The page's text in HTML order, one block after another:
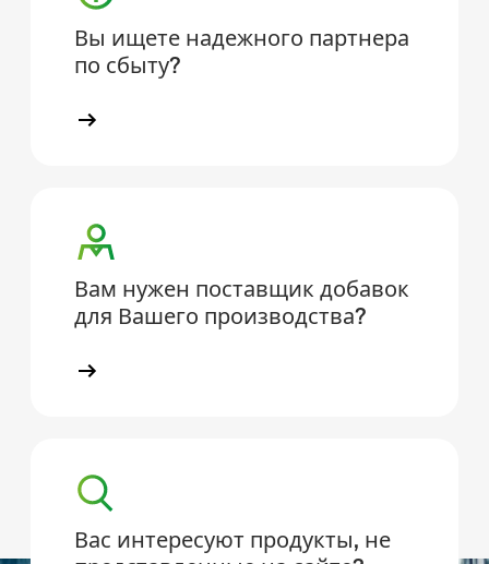
Вы ищете надежного партнера
по сбыту?
Вам нужен поставщик добавок
для Вашего производства?
Вас интересуют продукты, не